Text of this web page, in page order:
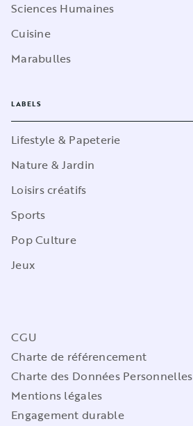
Sciences Humaines
Cuisine
Marabulles
LABELS
Lifestyle & Papeterie
Nature & Jardin
Loisirs créatifs
Sports
Pop Culture
Jeux
CGU
Charte de référencement
Charte des Données Personnelles
Mentions légales
Engagement durable